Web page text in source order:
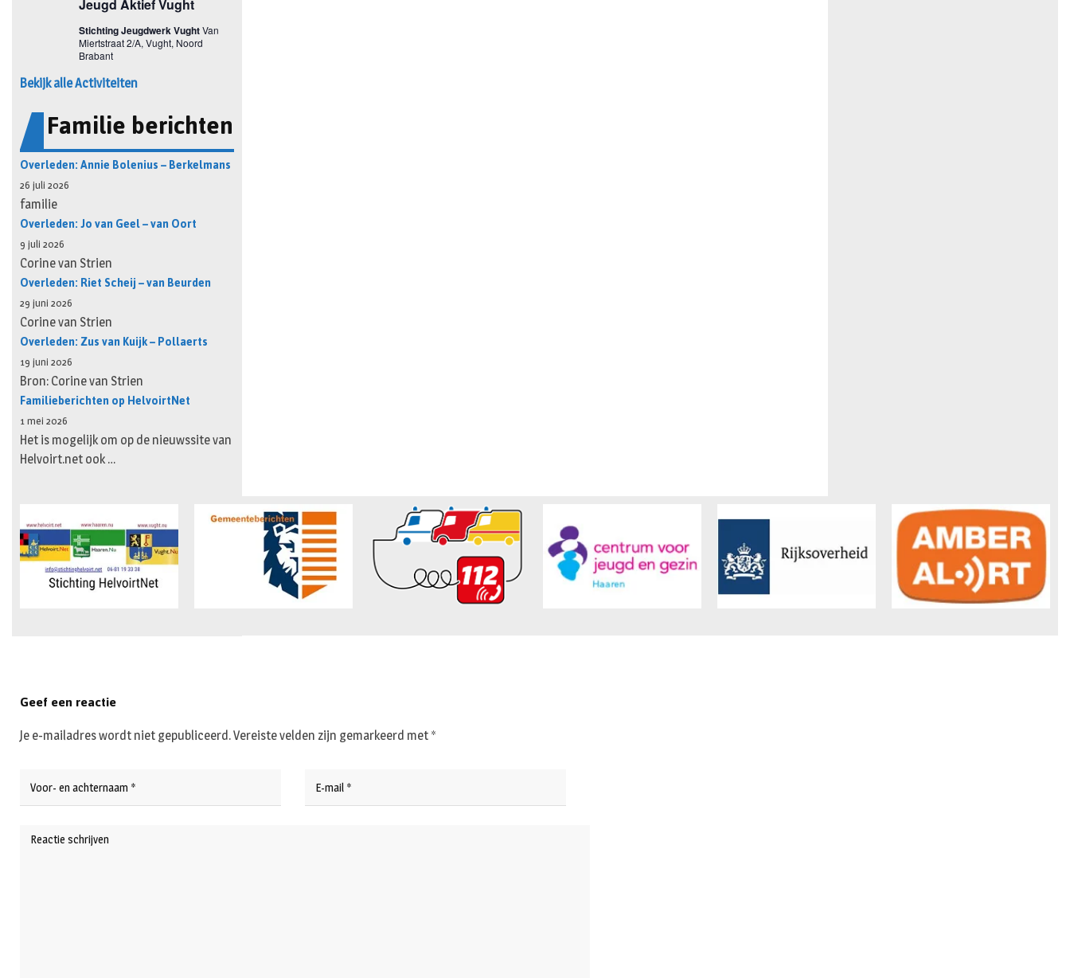
Bekijk alle Activiteiten
Familie berichten
Overleden: Annie Bolenius – Berkelmans
26 juli 2026
familie
Overleden: Jo van Geel – van Oort
9 juli 2026
Corine van Strien
Overleden: Riet Scheij – van Beurden
29 juni 2026
Corine van Strien
Overleden: Zus van Kuijk – Pollaerts
19 juni 2026
Bron: Corine van Strien
Familieberichten op HelvoirtNet
1 mei 2026
Het is mogelijk om op de nieuwssite van
Helvoirt.net ook …
Geef een reactie
Je e-mailadres wordt niet gepubliceerd.Vereiste velden zijn gemarkeerd met *